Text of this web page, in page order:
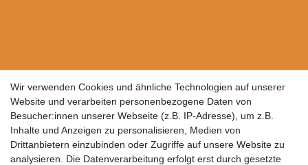
Wir verwenden Cookies und ähnliche Technologien auf unserer
Website und verarbeiten personenbezogene Daten von
Besucher:innen unserer Webseite (z.B. IP-Adresse), um z.B.
Inhalte und Anzeigen zu personalisieren, Medien von
Drittanbietern einzubinden oder Zugriffe auf unsere Website zu
analysieren. Die Datenverarbeitung erfolgt erst durch gesetzte